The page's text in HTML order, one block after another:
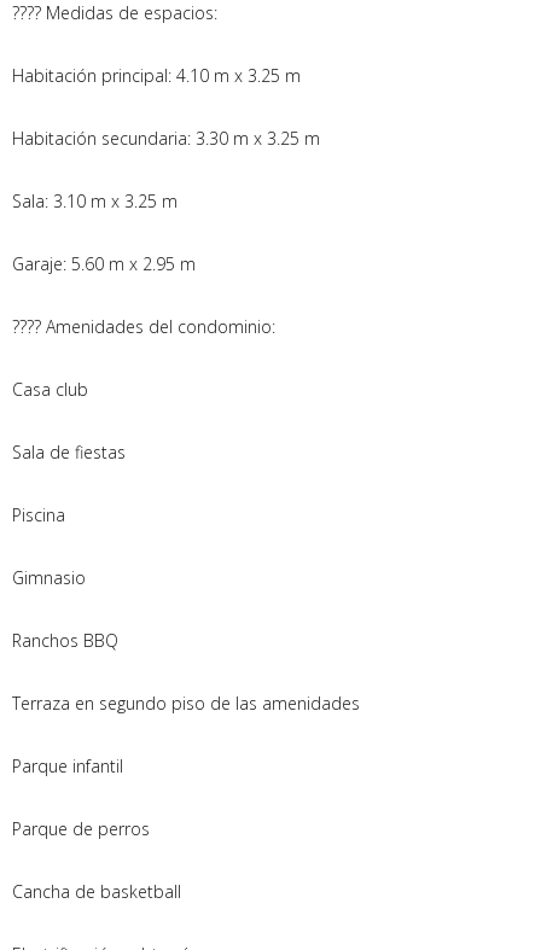
???? Medidas de espacios:
Habitación principal: 4.10 m x 3.25 m
Habitación secundaria: 3.30 m x 3.25 m
Sala: 3.10 m x 3.25 m
Garaje: 5.60 m x 2.95 m
???? Amenidades del condominio:
Casa club
Sala de fiestas
Piscina
Gimnasio
Ranchos BBQ
Terraza en segundo piso de las amenidades
Parque infantil
Parque de perros
Cancha de basketball